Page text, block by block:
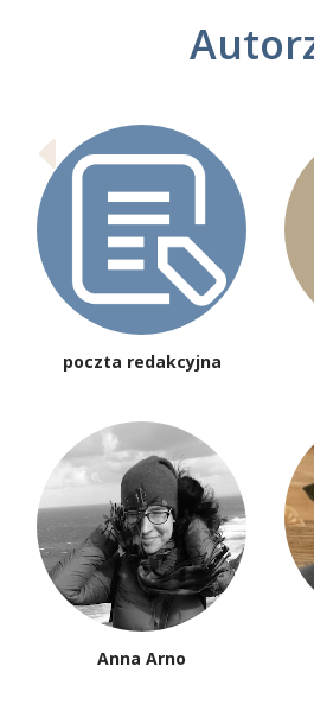
poczta redakcyjna
Anna Arno